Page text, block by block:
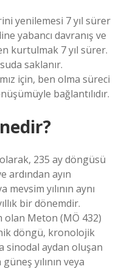
yenilemesi 7 yıl sürer
yabancı davranış ve
kurtulmak 7 yıl sürer.
saklanır.
için, ben olma süreci
bağlantılıdır.
235 ay döngüsü
ardından ayın
mevsim yılının aynı
bir dönemdir.
olan Meton (MÖ 432)
döngü, kronolojik
sinodal aydan oluşan
yılının veya